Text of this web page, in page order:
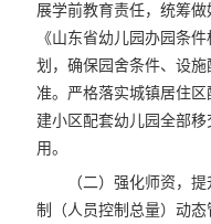
展学前教育责任，统筹
《山东省幼儿园办园条
划，确保园舍条件、设
准。严格落实城镇居住
建小区配套幼儿园全部
用。
（二）强化师资，
制（人员控制总量）动